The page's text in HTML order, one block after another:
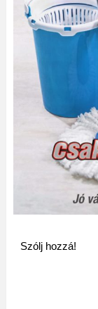
Szólj hozzá!